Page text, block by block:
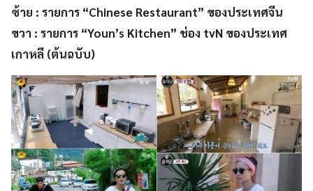
ซ้าย : รายการ “Chinese Restaurant” ของประเทศจีน
ขวา : รายการ “Youn’s Kitchen” ช่อง tvN ของประเทศ
เกาหลี (ต้นฉบับ)